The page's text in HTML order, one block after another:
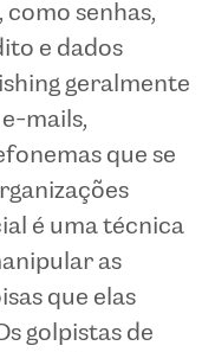
senhas,
e dados
geralmente
mails,
que se
é uma técnica
as
que elas
golpistas de